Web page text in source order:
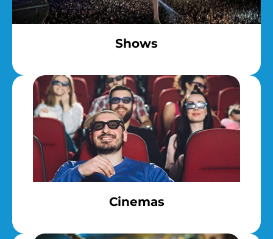
Shows
Cinemas